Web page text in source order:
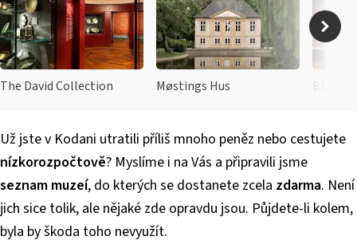
The David Collection Møstings Hus Black
Už jste v Kodani utratili příliš mnoho peněz nebo cestujete
nízkorozpočtově? Myslíme i na Vás a připravili jsme
seznam muzeí, do kterých se dostanete zcela zdarma. Není
jich sice tolik, ale nějaké zde opravdu jsou. Půjdete-li kolem,
byla by škoda toho nevyužít.